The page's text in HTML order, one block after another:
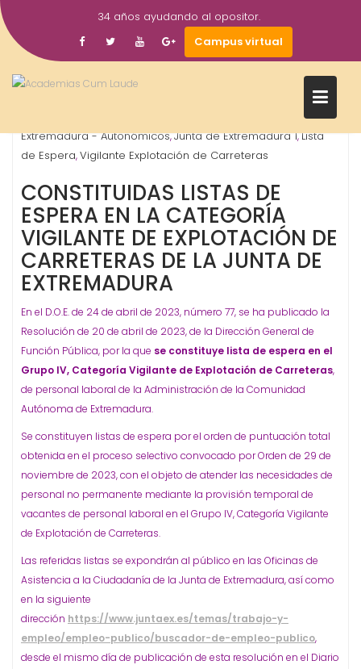
Saltar
al
contenido
34 años ayudando al opositor.
Campus virtual
Abr
2023
Gestor AcademiasCumLaude
Extremadura - Autonómicos,Junta de Extremadura 1,Lista
de Espera,Vigilante Explotación de Carreteras
CONSTITUIDAS LISTAS DE
ESPERA EN LA CATEGORÍA
VIGILANTE DE EXPLOTACIÓN DE
CARRETERAS DE LA JUNTA DE
EXTREMADURA
En el D.O.E. de 24 de abril de 2023, número 77, se ha publicado la
Resolución de 20 de abril de 2023, de la Dirección General de
Función Pública, por la que se constituye lista de espera en el
Grupo IV, Categoría Vigilante de Explotación de Carreteras,
de personal laboral de la Administración de la Comunidad
Autónoma de Extremadura.
Se constituyen listas de espera por el orden de puntuación total
obtenida en el proceso selectivo convocado por Orden de 29 de
noviembre de 2023, con el objeto de atender las necesidades de
personal no permanente mediante la provisión temporal de
vacantes de personal laboral en el Grupo IV, Categoría Vigilante
de Explotación de Carreteras.
Las referidas listas se expondrán al público en las Oficinas de
Asistencia a la Ciudadanía de la Junta de Extremadura, así como
en la siguiente
dirección https://www.juntaex.es/temas/trabajo-y-
empleo/empleo-publico/buscador-de-empleo-publico,
desde el mismo día de publicación de esta resolución en el Diario